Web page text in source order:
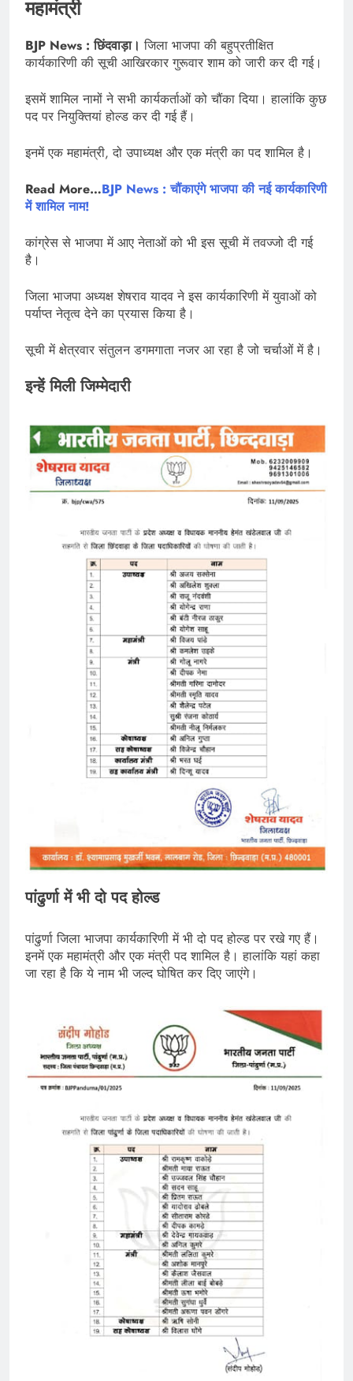
महामंत्री
BJP News : छिंदवाड़ा। जिला भाजपा की बहुप्रतीक्षित
कार्यकारिणी की सूची आखिरकार गुरूवार शाम को जारी कर दी गई।
इसमें शामिल नामों ने सभी कार्यकर्ताओं को चौंका दिया। हालांकि कुछ
पद पर नियुक्तियां होल्ड कर दी गई हैं।
इनमें एक महामंत्री, दो उपाध्यक्ष और एक मंत्री का पद शामिल है।
Read More…BJP News : चौंकाएंगे भाजपा की नई कार्यकारिणी
में शामिल नाम!
कांग्रेस से भाजपा में आए नेताओं को भी इस सूची में तवज्जो दी गई
है।
जिला भाजपा अध्यक्ष शेषराव यादव ने इस कार्यकारिणी में युवाओं को
पर्याप्त नेतृत्व देने का प्रयास किया है।
सूची में क्षेत्रवार संतुलन डगमगाता नजर आ रहा है जो चर्चाओं में है।
इन्हें मिली जिम्मेदारी
पांढुर्णा में भी दो पद होल्ड
पांढुर्णा जिला भाजपा कार्यकारिणी में भी दो पद होल्ड पर रखे गए हैं।
इनमें एक महामंत्री और एक मंत्री पद शामिल है। हालांकि यहां कहा
जा रहा है कि ये नाम भी जल्द घोषित कर दिए जाएंगे।